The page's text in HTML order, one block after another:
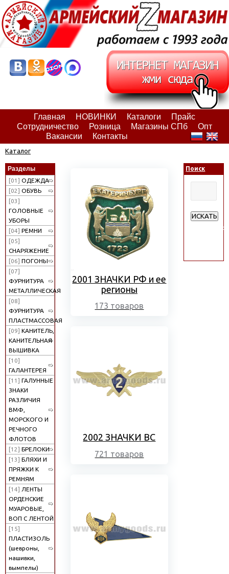
Главная НОВИНКИ Каталоги
Прайс
Сотрудничество
Розница Магазины СПб
Опт
Вакансии
Контакты
Каталог
Разделы
[01] ОДЕЖДА
[02] ОБУВЬ
[03]
ГОЛОВНЫЕ
УБОРЫ
[04] РЕМНИ
[05]
СНАРЯЖЕНИЕ
[06] ПОГОНЫ
[07]
ФУРНИТУРА
МЕТАЛЛИЧЕСКАЯ
[08]
ФУРНИТУРА
ПЛАСТМАССОВАЯ
[09] КАНИТЕЛЬ,
КАНИТЕЛЬНАЯ
ВЫШИВКА
[10]
ГАЛАНТЕРЕЯ
[11] ГАЛУННЫЕ
ЗНАКИ
РАЗЛИЧИЯ
ВМФ,
МОРСКОГО И
РЕЧНОГО
ФЛОТОВ
[12] БРЕЛОКИ
[13] БЛЯХИ И
ПРЯЖКИ К
РЕМНЯМ
[14] ЛЕНТЫ
ОРДЕНСКИЕ
МУАРОВЫЕ,
ВОП С ЛЕНТОЙ
[15]
ПЛАСТИЗОЛЬ
(шевроны,
нашивки,
вымпелы)
2001 ЗНАЧКИ РФ и ее
регионы
173 товаров
2002 ЗНАЧКИ ВС
721 товаров
Поиск
ИСКАТЬ